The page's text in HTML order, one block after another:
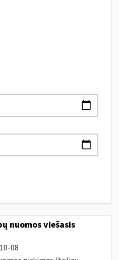
nuomos viešasis
08